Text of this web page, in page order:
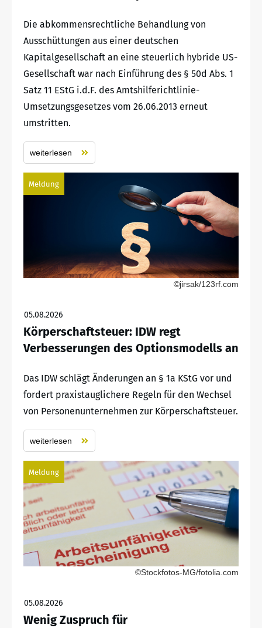
Die abkommensrechtliche Behandlung von
Ausschüttungen aus einer deutschen
Kapitalgesellschaft an eine steuerlich hybride US-
Gesellschaft war nach Einführung des § 50d Abs. 1
Satz 11 EStG i.d.F. des Amtshilferichtlinie-
Umsetzungsgesetzes vom 26.06.2013 erneut
umstritten.
weiterlesen
Meldung
©jirsak/123rf.com
05.08.2026
Körperschaftsteuer: IDW regt
Verbesserungen des Optionsmodells an
Das IDW schlägt Änderungen an § 1a KStG vor und
fordert praxistauglichere Regeln für den Wechsel
von Personenunternehmen zur Körperschaftsteuer.
weiterlesen
Meldung
©Stockfotos-MG/fotolia.com
05.08.2026
Wenig Zuspruch für